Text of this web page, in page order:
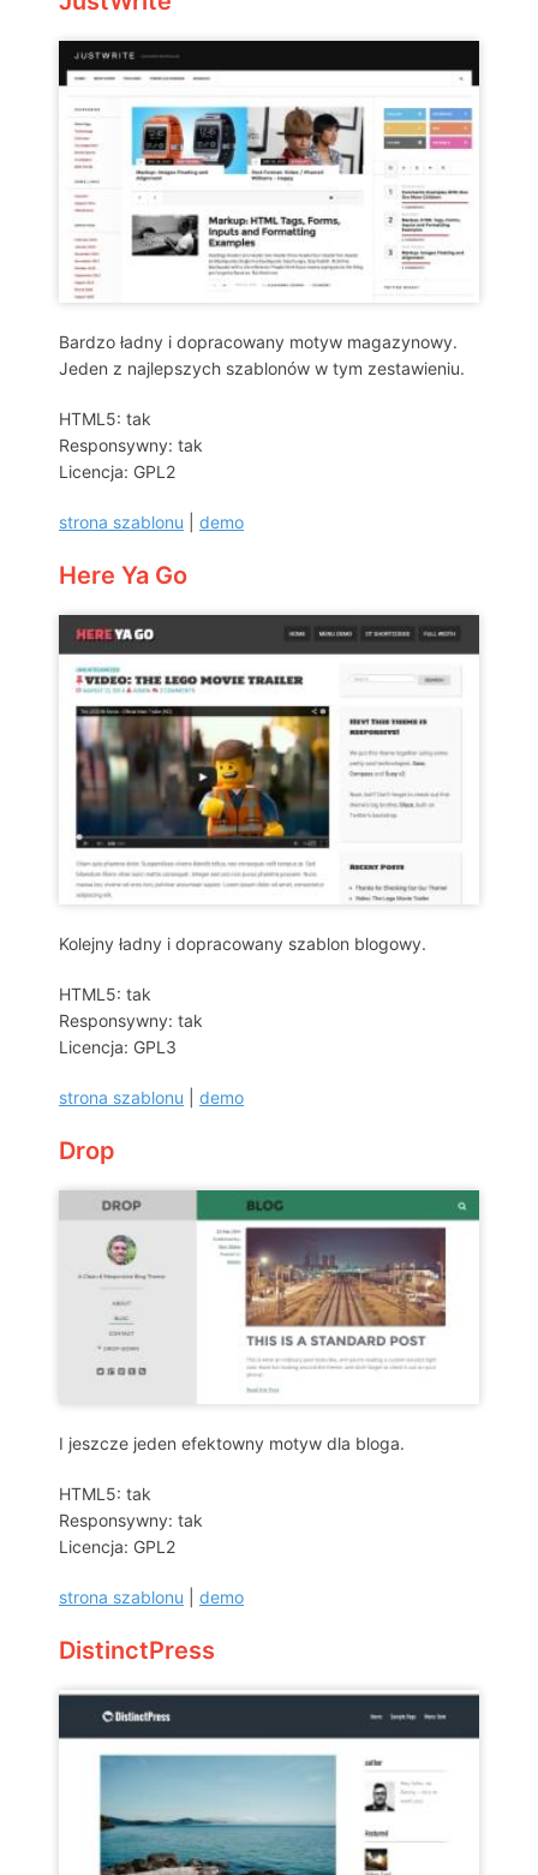
Bardzo ładny i dopracowany motyw magazynowy.
Jeden z najlepszych szablonów w tym zestawieniu.
HTML5: tak
Responsywny: tak
Licencja: GPL2
strona szablonu demo
Here Ya Go
Kolejny ładny i dopracowany szablon blogowy.
HTML5: tak
Responsywny: tak
Licencja: GPL3
strona szablonu demo
Drop
I jeszcze jeden efektowny motyw dla bloga.
HTML5: tak
Responsywny: tak
Licencja: GPL2
strona szablonu demo
DistinctPress